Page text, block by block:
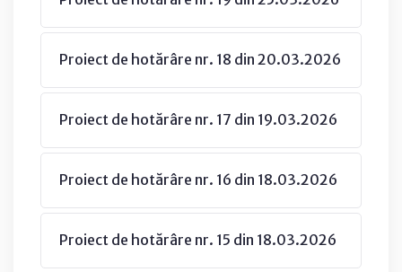
Proiect de hotărâre nr. 18 din 20.03.2026
Proiect de hotărâre nr. 17 din 19.03.2026
Proiect de hotărâre nr. 16 din 18.03.2026
Proiect de hotărâre nr. 15 din 18.03.2026